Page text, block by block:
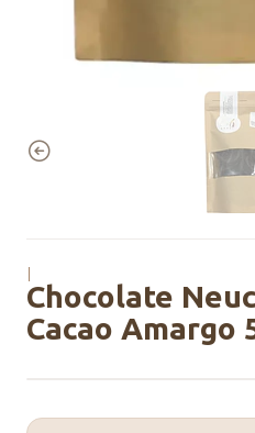
|
Chocolate
Cacao Amargo